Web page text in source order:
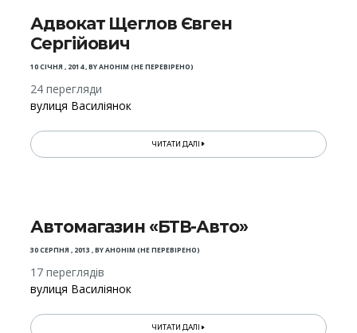
Адвокат Щеглов Євген
Сергійович
10 СІЧНЯ , 2014,BYАНОНІМ (НЕ ПЕРЕВІРЕНО)
24 перегляди
вулиця Василіянок
ЧИТАТИ ДАЛІ
Автомагазин «БТВ-Авто»
30 СЕРПНЯ , 2013 ,BYАНОНІМ (НЕ ПЕРЕВІРЕНО)
17 переглядів
вулиця Василіянок
ЧИТАТИ ДАЛІ